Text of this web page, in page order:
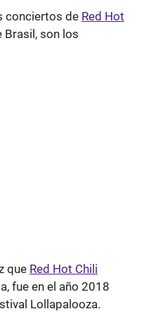
conciertos de Red Hot
Brasil, son los
que Red Hot Chili
fue en el año 2018
Lollapalooza.